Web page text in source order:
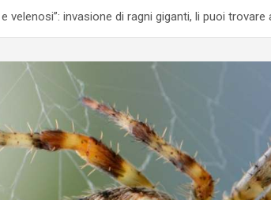
velenosi”: invasione di ragni giganti, li puoi trovare